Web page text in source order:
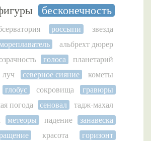
бесконечность
россыпи
звезда
мореплаватель
альбрехт дюрер
голоса
планетарий
луч северное сияние
кометы
глобус сокровища
гравюры
погода сеновал
тадж-махал
метеоры падение
занавеска
красота
горизонт